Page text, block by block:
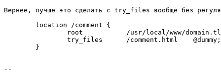
Вернее, лучше это сделать с try_files вообще без
        location /comment {
root           /usr/local/www/
                try_files      /comment.html    @dummy;
        }
--